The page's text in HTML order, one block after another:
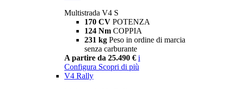
Multistrada V4 S
170 CV POTENZA
124 Nm COPPIA
231 kg Peso in ordine di marcia
senza carburante
A partire da 25.490 € i
Configura Scopri di più
V4 Rally